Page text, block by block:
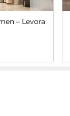
– Levora